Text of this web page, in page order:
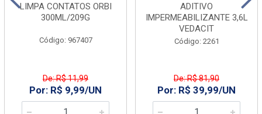
LIMPA CONTATOS ORBI
300ML/209G
Código: 967407
De: R$ 11,99
Por: R$ 9,99/UN
ADITIVO
IMPERMEABILIZANTE 3,6L
VEDACIT
Código: 2261
De: R$ 81,90
Por: R$ 39,99/UN